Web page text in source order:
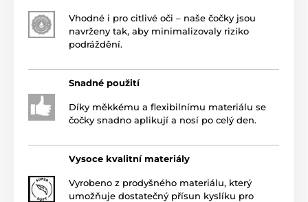
Vhodné i pro citlivé oči – naše čočky jsou
navrženy tak, aby minimalizovaly riziko
podráždění.
Snadné použití
Díky měkkému a flexibilnímu materiálu se
čočky snadno aplikují a nosí po celý den.
Vysoce kvalitní materiály
Vyrobeno z prodyšného materiálu, který
umožňuje dostatečný přísun kyslíku pro